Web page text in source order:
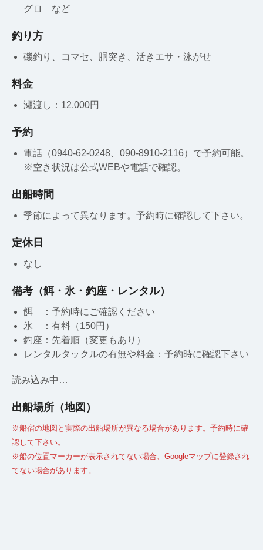
グロ など
釣り方
磯釣り、コマセ、胴突き、活きエサ・泳がせ
料金
瀬渡し：12,000円
予約
電話（0940-62-0248、090-8910-2116）で予約可能。
※空き状況は公式WEBや電話で確認。
出船時間
季節によって異なります。予約時に確認して下さい。
定休日
なし
備考（餌・氷・釣座・レンタル）
餌 ：予約時にご確認ください
氷 ：有料（150円）
釣座：先着順（変更もあり）
レンタルタックルの有無や料金：予約時に確認下さい
読み込み中…
出船場所（地図）
※船宿の地図と実際の出船場所が異なる場合があります。予約時に確
認して下さい。
※船の位置マーカーが表示されてない場合、Googleマップに登録され
てない場合があります。